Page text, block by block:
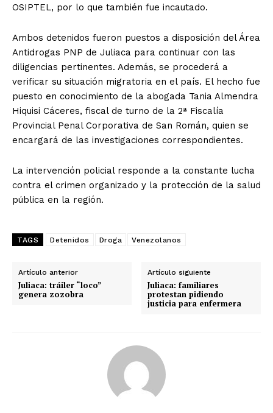
OSIPTEL, por lo que también fue incautado.
Ambos detenidos fueron puestos a disposición del Área
Antidrogas PNP de Juliaca para continuar con las
diligencias pertinentes. Además, se procederá a
verificar su situación migratoria en el país. El hecho fue
puesto en conocimiento de la abogada Tania Almendra
Hiquisi Cáceres, fiscal de turno de la 2ª Fiscalía
Provincial Penal Corporativa de San Román, quien se
encargará de las investigaciones correspondientes.
La intervención policial responde a la constante lucha
contra el crimen organizado y la protección de la salud
pública en la región.
TAGS Detenidos Droga Venezolanos
Artículo anterior
Juliaca: tráiler “loco”
genera zozobra
Artículo siguiente
Juliaca: familiares
protestan pidiendo
justicia para enfermera